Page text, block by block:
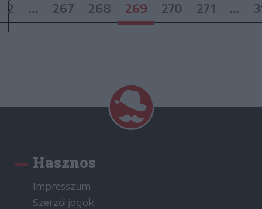
2 ... 267 268 269 270 271 ...
Hasznos
Impresszum
Szerzői jogok